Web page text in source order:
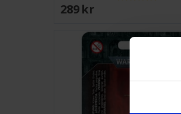
289 SEK